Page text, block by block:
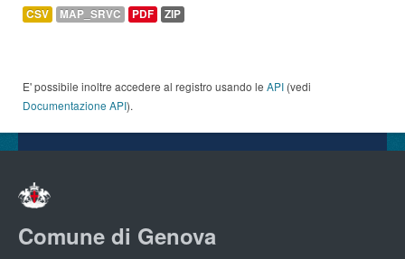
CSV MAP_SRVC PDF ZIP
E' possibile inoltre accedere al registro usando le API (vedi
Documentazione API).
Comune di Genova